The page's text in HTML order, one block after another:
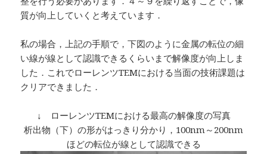
質が向上していくと考えています．
私の場合，上記の手順で，下図のように金属の転位の細
い線が線として認識できるくらいまで解像度が向上しま
した．これでローレンツTEMにおける当面の技術課題は
クリアできました．
↓ ローレンツTEMにおける最高の解像度の写真
析出物（下）の形がはっきり分かり，100nm～200nm
ほどの転位が線として認識できる